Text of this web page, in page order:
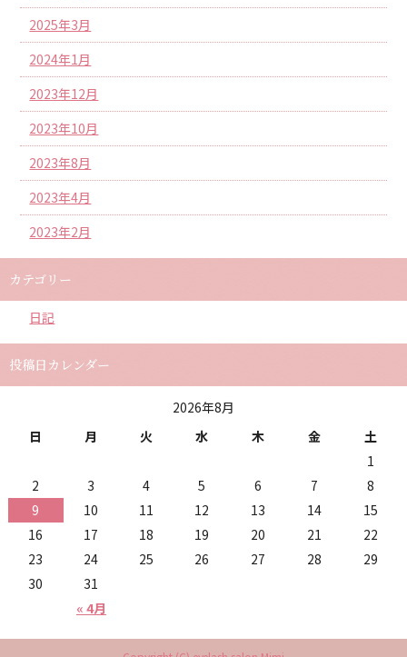
2025年3月
2024年1月
2023年12月
2023年10月
2023年8月
2023年4月
2023年2月
カテゴリー
日記
投稿日カレンダー
2026年8月
日
月 火 水 木 金 土
« 4月
1
2
3 4 5 6 7
8
9
10 11 12 13 14
15
16
17 18 19 20 21
22
23
24 25 26 27 28
29
30
31